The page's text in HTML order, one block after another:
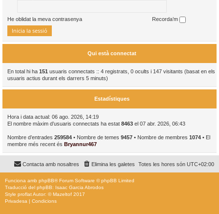
He oblidat la meva contrasenya Recorda’m
Qui està connectat
En total hi ha 151 usuaris connectats :: 4 registrats, 0 ocults i 147 visitants (basat en els
usuaris actius durant els darrers 5 minuts)
Estadístiques
Hora i data actual: 06 ago. 2026, 14:19
El nombre màxim d’usuaris connectats ha estat 8463 el 07 abr. 2026, 06:43
Nombre d’entrades 259584 • Nombre de temes 9457 • Nombre de membres 1074 • El
membre més recent és Bryannur467
Totes les hores són UTC+02:00
Elimina les galetes
Contacta amb nosaltres
Funciona amb phpBB® Forum Software © phpBB Limited
Traducció del phpBB: Isaac Garcia Abrodos
Style proflatAutor: ©Mazeltof 2017
Privadesa | Condicions